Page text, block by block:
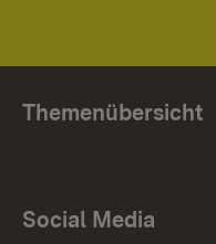
Themenübersicht
Social Media